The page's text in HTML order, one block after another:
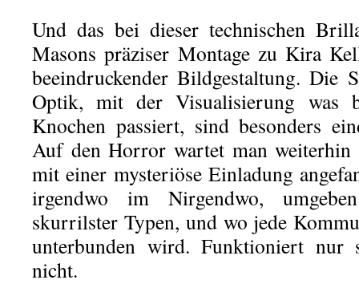
Und das bei dieser technischen
Masons präziser Montage zu Kira
beeindruckender Bildgestaltung. Die
Optik, mit der Visualisierung was
Knochen passiert, sind besonders
Auf den Horror wartet man weiterhin
mit einer mysteriöse Einladung
irgendwo im Nirgendwo,
skurrilster Typen, und wo jede
unterbunden wird. Funktioniert nur
nicht.